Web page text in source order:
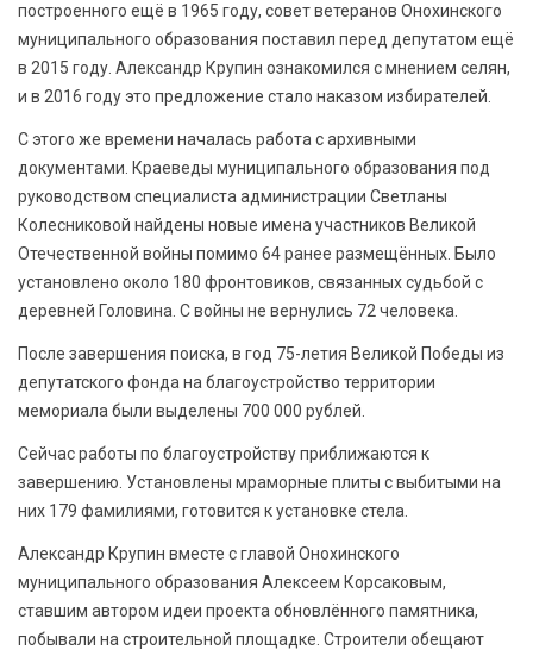
построенного ещё в 1965 году, совет ветеранов Онохинского
муниципального образования поставил перед депутатом ещё
в 2015 году. Александр Крупин ознакомился с мнением селян,
и в 2016 году это предложение стало наказом избирателей.
С этого же времени началась работа с архивными
документами. Краеведы муниципального образования под
руководством специалиста администрации Светланы
Колесниковой найдены новые имена участников Великой
Отечественной войны помимо 64 ранее размещённых. Было
установлено около 180 фронтовиков, связанных судьбой с
деревней Головина. С войны не вернулись 72 человека.
После завершения поиска, в год 75-летия Великой Победы из
депутатского фонда на благоустройство территории
мемориала были выделены 700 000 рублей.
Сейчас работы по благоустройству приближаются к
завершению. Установлены мраморные плиты с выбитыми на
них 179 фамилиями, готовится к установке стела.
Александр Крупин вместе с главой Онохинского
муниципального образования Алексеем Корсаковым,
ставшим автором идеи проекта обновлённого памятника,
побывали на строительной площадке. Строители обещают